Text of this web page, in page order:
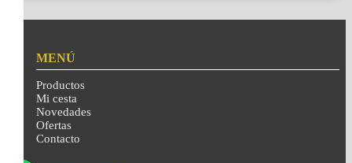
MENÚ
Productos
Mi cesta
Novedades
Ofertas
Contacto